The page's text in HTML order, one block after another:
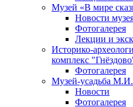
Музей «В мире
Новости
Фотогалерея
Лекции и
Историко-
комплекс
Фотогалерея
Музей-усадьба
Новости
Фотогалерея